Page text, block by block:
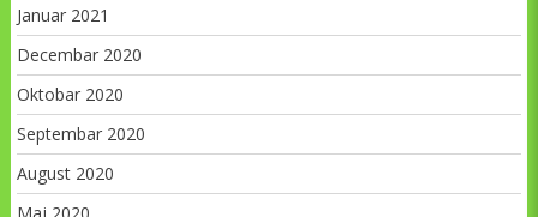
Januar 2021
Decembar 2020
Oktobar 2020
Septembar 2020
August 2020